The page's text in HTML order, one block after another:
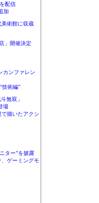
配信
加
美術館に収蔵
」開催決定
カンファレン
技術編”
無双」
場
描いたアクシ
ター”を披露
ゲーミングモ